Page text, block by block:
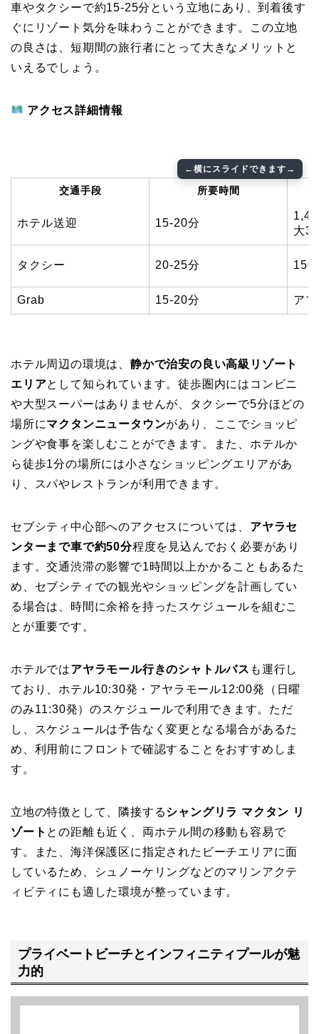
車やタクシーで約15-25分という立地にあり、到着後す
ぐにリゾート気分を味わうことができます。この立地
の良さは、短期間の旅行者にとって大きなメリットと
いえるでしょう。
アクセス詳細情報
交通手段 所要時間
ホテル送迎 15-20分
大3
タクシー 20-25分
Grab 15-20分 ア
ホテル周辺の環境は、 静かで治安の良い高級リゾート
エリアとして知られています。徒歩圏内にはコンビニ
や大型スーパーはありませんが、タクシーで5分ほどの
場所にマクタンニュータウンがあり、ここでショッピ
ングや食事を楽しむことができます。また、ホテルか
ら徒歩1分の場所には小さなショッピングエリアがあ
り、スパやレストランが利用できます。
セブシティ中心部へのアクセスについては、 アヤラセ
ンターまで車で約50分程度を見込んでおく必要があり
ます。交通渋滞の影響で1時間以上かかることもあるた
め、セブシティでの観光やショッピングを計画してい
る場合は、時間に余裕を持ったスケジュールを組むこ
とが重要です。
ホテルではアヤラモール行きのシャトルバス も運行し
ており、ホテル10:30発・アヤラモール12:00発（日曜
のみ11:30発）のスケジュールで利用できます。ただ
し、スケジュールは予告なく変更となる場合があるた
め、利用前にフロントで確認することをおすすめしま
す。
立地の特徴として、隣接するシャングリラ マクタン リ
ゾート との距離も近く、両ホテル間の移動も容易で
す。また、海洋保護区に指定されたビーチエリアに面
しているため、シュノーケリングなどのマリンアクテ
ィビティにも適した環境が整っています。
プライベートビーチとインフィニティプールが魅
力的